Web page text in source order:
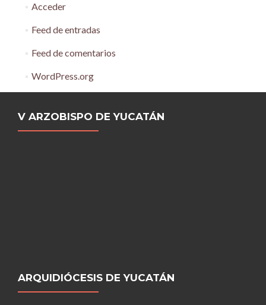
Acceder
Feed de entradas
Feed de comentarios
WordPress.org
V ARZOBISPO DE YUCATÁN
ARQUIDIÓCESIS DE YUCATÁN